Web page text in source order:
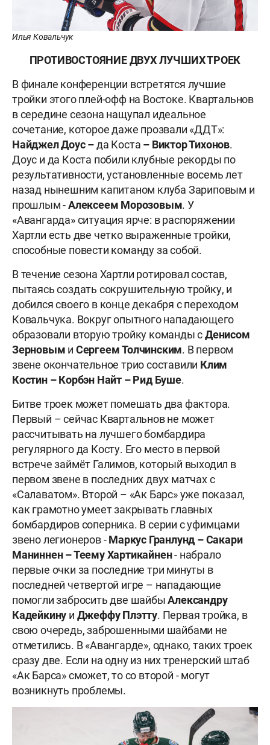
Илья Ковальчук
ПРОТИВОСТОЯНИЕ ДВУХ ЛУЧШИХ ТРОЕК
В финале конференции встретятся лучшие
тройки этого плей-офф на Востоке. Квартальнов
в середине сезона нащупал идеальное
сочетание, которое даже прозвали «ДДТ»:
Найджел Доус –да Коста – Виктор Тихонов.
Доус и да Коста побили клубные рекорды по
результативности, установленные восемь лет
назад нынешним капитаном клуба Зариповым и
прошлым -Алексеем Морозовым. У
«Авангарда» ситуация ярче: в распоряжении
Хартли есть две четко выраженные тройки,
способные повести команду за собой.
В течение сезона Хартли ротировал состав,
пытаясь создать сокрушительную тройку, и
добился своего в конце декабря с переходом
Ковальчука. Вокруг опытного нападающего
образовали вторую тройку команды сДенисом
Зерновым и Сергеем Толчинским. В первом
звене окончательное трио составили Клим
Костин – Корбэн Найт – Рид Буше.
Битве троек может помешать два фактора.
Первый – сейчас Квартальнов не может
рассчитывать на лучшего бомбардира
регулярного да Косту. Его место в первой
встрече займёт Галимов, который выходил в
первом звене в последних двух матчах с
«Салаватом». Второй – «Ак Барс» уже показал,
как грамотно умеет закрывать главных
бомбардиров соперника. В серии с уфимцами
звено легионеров -Маркус Гранлунд – Сакари
Маниннен – Теему Хартикайнен- набрало
первые очки за последние три минуты в
последней четвертой игре – нападающие
помогли забросить две шайбыАлександру
Кадейкину и Джеффу Плэтту. Первая тройка, в
свою очередь, заброшенными шайбами не
отметились. В «Авангарде», однако, таких троек
сразу две. Если на одну из них тренерский штаб
«Ак Барса» сможет, то со второй - могут
возникнуть проблемы.